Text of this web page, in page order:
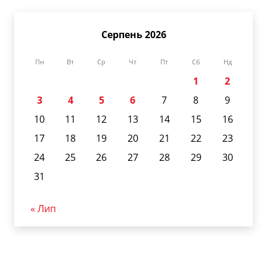
Серпень 2026
Пн Вт Ср Чт Пт Сб Нд
1
2
3
4 5 6 7 8
9
10
11 12 13 14 15
16
17
18 19 20 21 22
23
24
25 26 27 28 29
30
31
« Лип